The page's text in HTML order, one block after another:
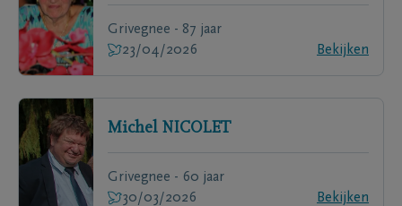
Grivegnee - 87 jaar
23/04/2026
Bekijken
Michel NICOLET
Grivegnee - 60 jaar
30/03/2026
Bekijken